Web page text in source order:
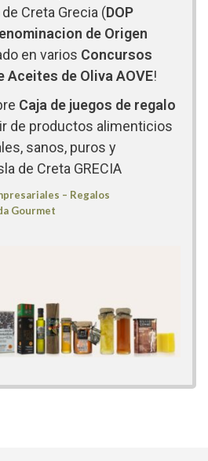
de Creta Grecia (DOP
de Origen
en varios Concursos
Aceites de Oliva AOVE!
Caja de juegos de regalo
de productos alimenticios
sanos, puros y
de Creta GRECIA
– Regalos
Gourmet